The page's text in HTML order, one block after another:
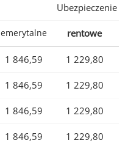
Ubezpieczenie
emerytalne rentowe
1 846,59 1 229,80
1 846,59 1 229,80
1 846,59 1 229,80
1 846,59 1 229,80